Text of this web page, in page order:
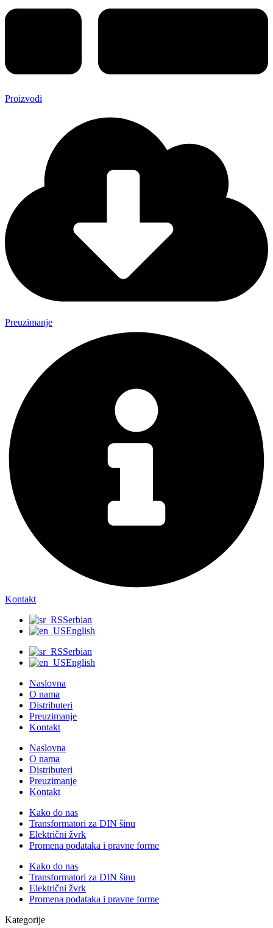
Proizvodi
Preuzimanje
Kontakt
Serbian
English
Serbian
English
Naslovna
O nama
Distributeri
Preuzimanje
Kontakt
Naslovna
O nama
Distributeri
Preuzimanje
Kontakt
Kako do nas
Transformatori za DIN šinu
Električni žvrk
Promena podataka i pravne forme
Kako do nas
Transformatori za DIN šinu
Električni žvrk
Promena podataka i pravne forme
Kategorije